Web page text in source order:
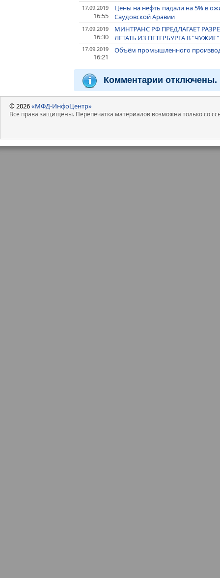
17.09.2019
16:55
Цены на нефть падали на 5% в
Саудовской Аравии
17.09.2019
16:30
МИНТРАНС РФ ПРЕДЛАГАЕТ
ЛЕТАТЬ ИЗ ПЕТЕРБУРГА В
17.09.2019
16:21
Объём промышленного
Комментарии отключены.
© 2026«МФД-ИнфоЦентр»
Все права защищены. Перепечатка материалов возможна только со